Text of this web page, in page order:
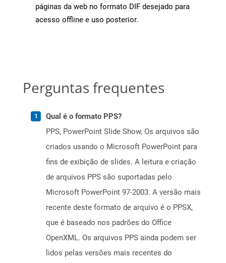
páginas da web no formato DIF desejado para
acesso offline e uso posterior.
Perguntas frequentes
Qual é o formato PPS?
PPS, PowerPoint Slide Show, Os arquivos são
criados usando o Microsoft PowerPoint para
fins de exibição de slides. A leitura e criação
de arquivos PPS são suportadas pelo
Microsoft PowerPoint 97-2003. A versão mais
recente deste formato de arquivo é o PPSX,
que é baseado nos padrões do Office
OpenXML. Os arquivos PPS ainda podem ser
lidos pelas versões mais recentes do